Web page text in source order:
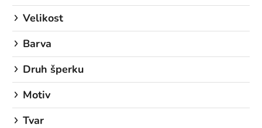
ů
Velikost
Barva
Druh šperku
Motiv
Tvar